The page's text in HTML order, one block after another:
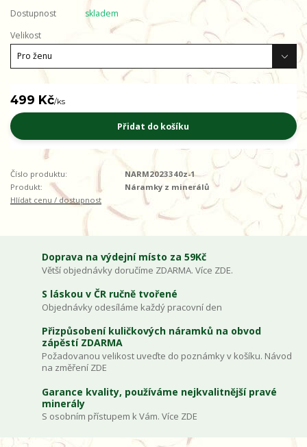
Dostupnost
skladem
Velikost
499 Kč/ks
Přidat do košíku
Číslo produktu:
NARM2023340z-1
Produkt:
Náramky z minerálů
Hlídat cenu / dostupnost
Doprava na výdejní místo za 59Kč
Větší objednávky doručíme ZDARMA. Více ZDE.
S láskou v ČR ručně tvořené
Objednávky odesíláme každý pracovní den
Přizpůsobení kuličkových náramků na obvod
zápěstí ZDARMA
Požadovanou velikost uveďte do poznámky v košíku. Návod
na změření ZDE
Garance kvality, používáme nejkvalitnější pravé
minerály
S osobním přístupem k Vám. Více ZDE